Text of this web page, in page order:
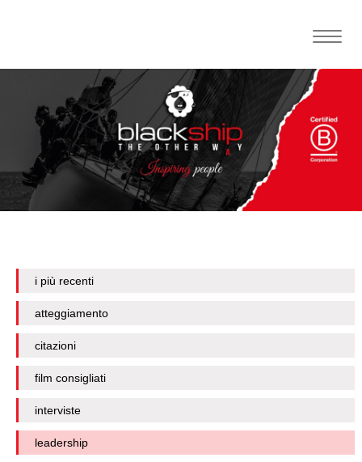
Toggle
i più recenti
atteggiamento
citazioni
film consigliati
interviste
leadership